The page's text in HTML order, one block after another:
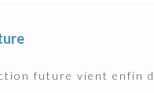
future vient enfin